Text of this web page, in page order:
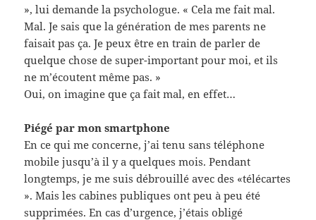
», lui demande la psychologue. « Cela me fait mal.
Mal. Je sais que la génération de mes parents ne
faisait pas ça. Je peux être en train de parler de
quelque chose de super-important pour moi, et ils
ne m’écoutent même pas. »
Oui, on imagine que ça fait mal, en effet…
Piégé par mon smartphone
En ce qui me concerne, j’ai tenu sans téléphone
mobile jusqu’à il y a quelques mois. Pendant
longtemps, je me suis débrouillé avec des «télécartes
». Mais les cabines publiques ont peu à peu été
supprimées. En cas d’urgence, j’étais obligé